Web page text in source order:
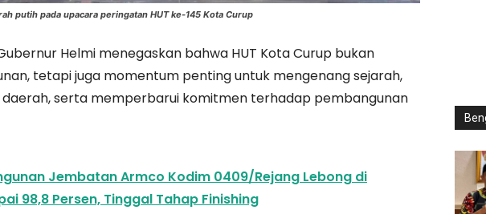
putih pada upacara peringatan HUT ke-145 Kota Curup
Helmi menegaskan bahwa HUT Kota Curup bukan
tetapi juga momentum penting untuk mengenang sejarah,
serta memperbarui komitmen terhadap pembangunan
Jembatan Armco Kodim 0409/Rejang Lebong di
98,8 Persen, Tinggal Tahap Finishing